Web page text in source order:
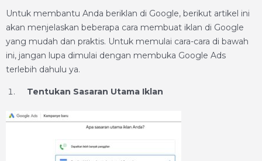
Untuk membantu Anda beriklan di Google, berikut artikel ini
akan menjelaskan beberapa cara membuat iklan di Google
yang mudah dan praktis. Untuk memulai cara-cara di bawah
ini, jangan lupa dimulai dengan membuka Google Ads
terlebih dahulu ya.
Tentukan Sasaran Utama Iklan